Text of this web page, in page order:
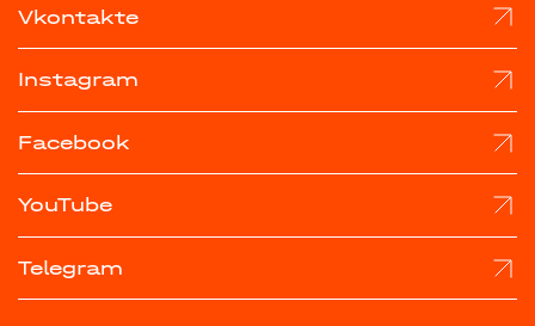
Vkontakte
Instagram
Facebook
YouTube
Telegram